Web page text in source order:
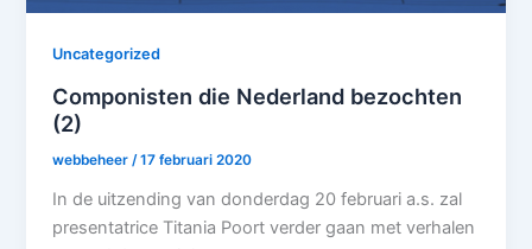
Uncategorized
Componisten die Nederland bezochten
(2)
webbeheer /17 februari 2020
In de uitzending van donderdag 20 februari a.s. zal
presentatrice Titania Poort verder gaan met verhalen